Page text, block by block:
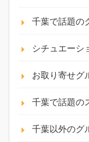
千葉で話題の
シチュエーシ
お取り寄せグ
千葉で話題の
千葉以外のグ